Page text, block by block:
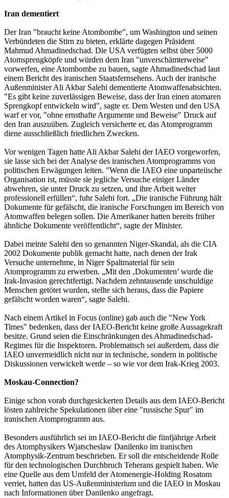
Iran dementiert
Der Iran "braucht keine Atombombe", um Washington und seinen
Verbündeten die Stirn zu bieten, erklärte dagegen Präsident
Mahmud Ahmadinedschad. Die USA verfügten selbst über 5000
Atomsprengköpfe und würden dem Iran "unverschämterweise"
vorwerfen, eine Atombombe zu bauen, sagte Ahmadinedschad laut
einem Bericht des iranischen Staatsfernsehens. Auch der iranische
Außenminister Ali Akbar Salehi dementierte Atomwaffenabsichten.
"Es gibt keine zuverlässigen Beweise, dass der Iran einen atomaren
Sprengkopf entwickeln wird", sagte er. Dem Westen und den USA
warf er vor, "ohne ernsthafte Argumente und Beweise" Druck auf
den Iran auszuüben. Zugleich versicherte er, das Atomprogramm
diene ausschließlich friedlichen Zwecken.
Vor wenigen Tagen hatte Ali Akbar Salehi der IAEO vorgeworfen,
sie lasse sich bei der Analyse des iranischen Atomprogramms von
politischen Erwägungen leiten. "Wenn die IAEO eine unparteiische
Organisation ist, müsste sie jegliche Versuche einiger Länder
abwehren, sie unter Druck zu setzen, und ihre Arbeit weiter
professionell erfüllen“, fuhr Salehi fort. „Die iranische Führung hält
Dokumente für gefälscht, die iranische Forschungen im Bereich von
Atomwaffen belegen sollen. Die Amerikaner hatten bereits früher
ähnliche Dokumente veröffentlicht“, sagte der Minister.
Dabei meinte Salehi den so genannten Niger-Skandal, als die CIA
2002 Dokumente publik gemacht hatte, nach denen der Irak
Versuche unternehme, in Niger Spaltmaterial für sein
Atomprogramm zu erwerben. „Mit den ‚Dokumenten’ wurde die
Irak-Invasion gerechtfertigt. Nachdem zehntausende unschuldige
Menschen getötet wurden, stellte sich heraus, dass die Papiere
gefälscht worden waren“, sagte Salehi.
Nach einem Artikel in Focus (online) gab auch die "New York
Times" bedenken, dass der IAEO-Bericht keine große Aussagekraft
besitze. Grund seien die Einschränkungen des Ahmadinedschad-
Regimes für die Inspektoren. Problematisch sei außerdem, dass die
IAEO unvermeidlich nicht nur in technische, sondern in politische
Diskussionen verwickelt werde – so wie vor dem Irak-Krieg 2003.
Moskau-Connection?
Einige schon vorab durchgesickerten Details aus dem IAEO-Bericht
lösten zahlreiche Spekulationen über eine "russische Spur" im
iranischen Atomprogramm aus.
Besonders ausführlich sei im IAEO-Bericht die fünfjährige Arbeit
des Atomphysikers Wjatscheslaw Danilenko im iranischen
Atomphysik-Zentrum beschrieben. Er soll die entscheidende Rolle
für den technologischen Durchbruch Teherans gespielt haben. Wie
eine Quelle aus dem Umfeld der Atomenergie-Holding Rosatom
verriet, hatten das US-Außenministerium und die IAEO in Moskau
nach Informationen über Danilenko angefragt.